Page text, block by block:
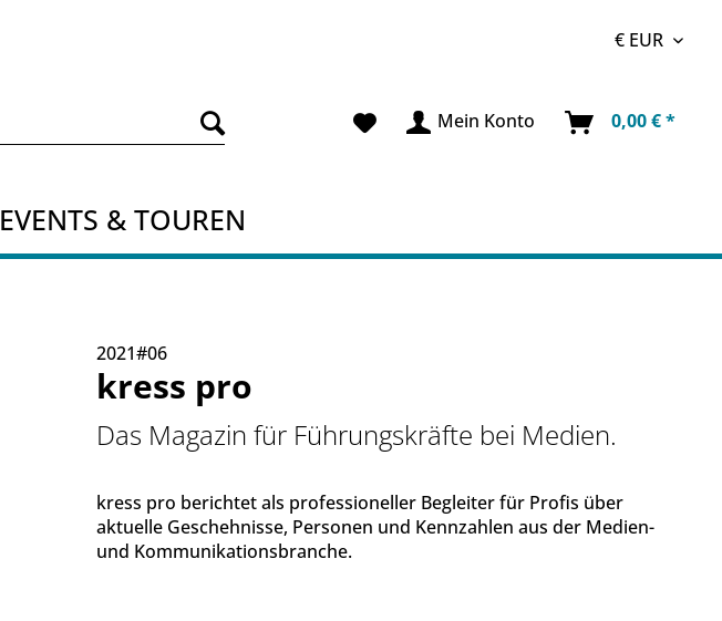
Mein Konto 0,00 € *
EVENTS & TOUREN
2021#06
kress pro
Das Magazin für Führungskräfte bei Medien.
kress pro berichtet als professioneller Begleiter für Profis über
aktuelle Geschehnisse, Personen und Kennzahlen aus der Medien-
und Kommunikationsbranche.